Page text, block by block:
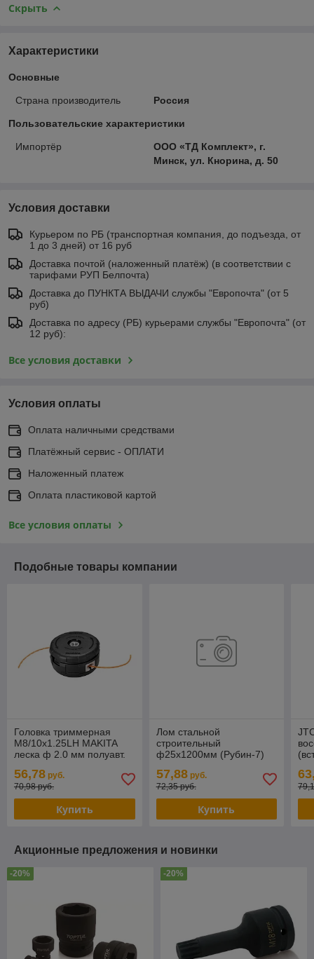
Скрыть
Характеристики
Основные
Страна производитель Россия
Пользовательские характеристики
Импортёр
ООО «ТД Комплект», г.
Минск, ул. Кнорина, д. 50
Условия доставки
Курьером по РБ (транспортная компания, до подъезда, от
1 до 3 дней) от 16 руб
Доставка почтой (наложенный платёж) (в соответствии с
тарифами РУП Белпочта)
Доставка до ПУНКТА ВЫДАЧИ службы "Европочта" (от 5
руб)
Доставка по адресу (РБ) курьерами службы "Европочта" (от
12 руб):
Все условия доставки
Условия оплаты
Оплата наличными средствами
Платёжный сервис - ОПЛАТИ
Наложенный платеж
Оплата пластиковой картой
Все условия оплаты
Подобные товары компании
Головка триммерная
M8/10x1.25LH MAKITA
леска ф 2.0 мм полуавт.
56,78 руб.
70,98 руб.
Купить
Лом стальной
строительный
ф25x1200мм (Рубин-7)
57,88руб.
72,35 руб.
Купить
Акционные предложения и новинки
-20% -20%